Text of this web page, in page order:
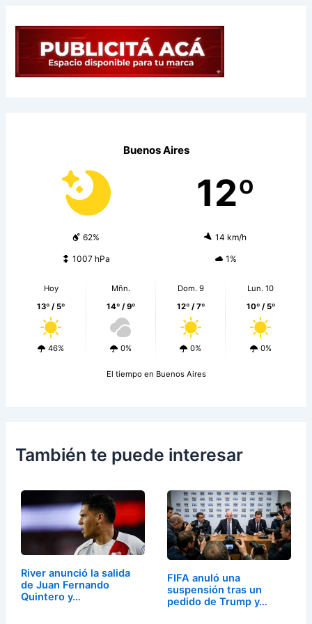
Buenos Aires
12º
62% 14 km/h
1007 hPa 1%
Hoy
13º / 5º
46%
Mñn.
14º / 9º
0%
Dom. 9
12º / 7º
0%
Lun. 10
10º / 5º
0%
El tiempo en Buenos Aires
También te puede interesar
River anunció la salida
de Juan Fernando
Quintero y…
FIFA anuló una
suspensión tras un
pedido de Trump y…